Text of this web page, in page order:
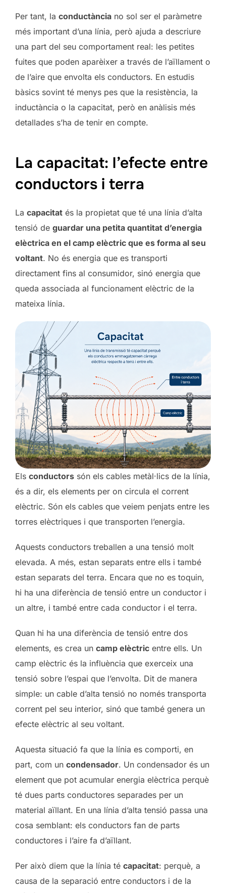
Per tant, la conductància no sol ser el paràmetre
més important d’una línia, però ajuda a descriure
una part del seu comportament real: les petites
fuites que poden aparèixer a través de l’aïllament o
de l’aire que envolta els conductors. En estudis
bàsics sovint té menys pes que la resistència, la
inductància o la capacitat, però en anàlisis més
detallades s’ha de tenir en compte.
La capacitat: l’efecte entre
conductors i terra
La capacitat és la propietat que té una línia d’alta
tensió de guardar una petita quantitat d’energia
elèctrica en el camp elèctric que es forma al seu
voltant. No és energia que es transporti
directament fins al consumidor, sinó energia que
queda associada al funcionament elèctric de la
mateixa línia.
Els conductors són els cables metàl·lics de la línia,
és a dir, els elements per on circula el corrent
elèctric. Són els cables que veiem penjats entre les
torres elèctriques i que transporten l’energia.
Aquests conductors treballen a una tensió molt
elevada. A més, estan separats entre ells i també
estan separats del terra. Encara que no es toquin,
hi ha una diferència de tensió entre un conductor i
un altre, i també entre cada conductor i el terra.
Quan hi ha una diferència de tensió entre dos
elements, es crea un camp elèctric entre ells. Un
camp elèctric és la influència que exerceix una
tensió sobre l’espai que l’envolta. Dit de manera
simple: un cable d’alta tensió no només transporta
corrent pel seu interior, sinó que també genera un
efecte elèctric al seu voltant.
Aquesta situació fa que la línia es comporti, en
part, com un condensador. Un condensador és un
element que pot acumular energia elèctrica perquè
té dues parts conductores separades per un
material aïllant. En una línia d’alta tensió passa una
cosa semblant: els conductors fan de parts
conductores i l’aire fa d’aïllant.
Per això diem que la línia té capacitat: perquè, a
causa de la separació entre conductors i de la